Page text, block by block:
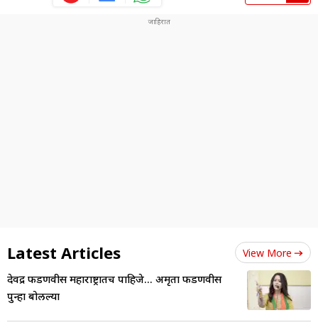
Latest Articles View More
देवेंद्र फडणवीस महाराष्ट्रातच पाहिजे... अमृता फडणवीस
पुन्हा बोलल्या